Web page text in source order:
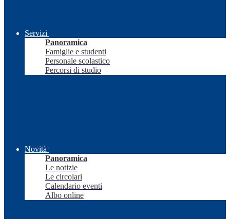
Servizi
Panoramica
Famiglie e studenti
Personale scolastico
Percorsi di studio
Novità
Panoramica
Le notizie
Le circolari
Calendario eventi
Albo online